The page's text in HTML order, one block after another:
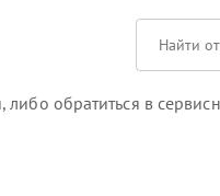
обратиться в